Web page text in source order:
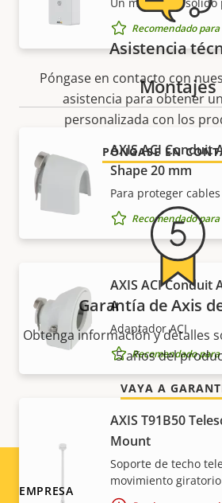
Recomendado
Montajes
AXIS ACI Conduit
Shape 20 mm
Para proteger
Recomendado
AXIS ACI Conduit
A
Adaptador ACI
Recomendado
AXIS T91B50
Mount
Soporte de techo
movimiento giratorio
Asistencia
Póngase en contacto con
asistencia para obtener
personalizada con los
PÓNGASE EN
Garantía de Axis
Obtenga información y detalles
5 años del
VAYA A
Footer
EMPRESA